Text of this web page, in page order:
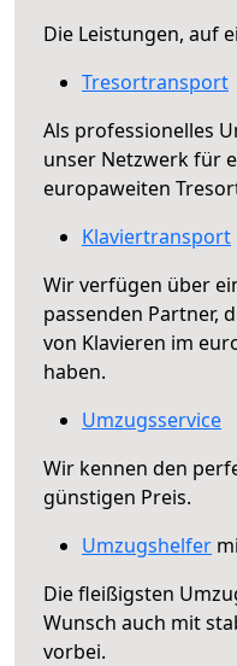
Die Leistungen, auf
Tresortransport
Als professionelles
unser Netzwerk für
europaweiten
Klaviertransport
Wir verfügen über
passenden Partner,
von Klavieren im
haben.
Umzugsservice
Wir kennen den
günstigen Preis.
Umzugshelfer
Die fleißigsten
Wunsch auch mit
vorbei.